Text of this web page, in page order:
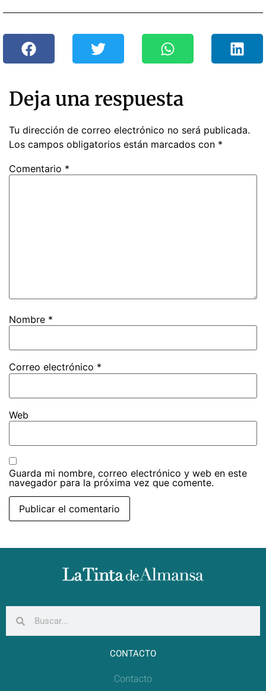
Deja una respuesta
Tu dirección de correo electrónico no será publicada.
Los campos obligatorios están marcados con *
Comentario *
Nombre *
Correo electrónico *
Web
Guarda mi nombre, correo electrónico y web en este
navegador para la próxima vez que comente.
CONTACTO
Contacto